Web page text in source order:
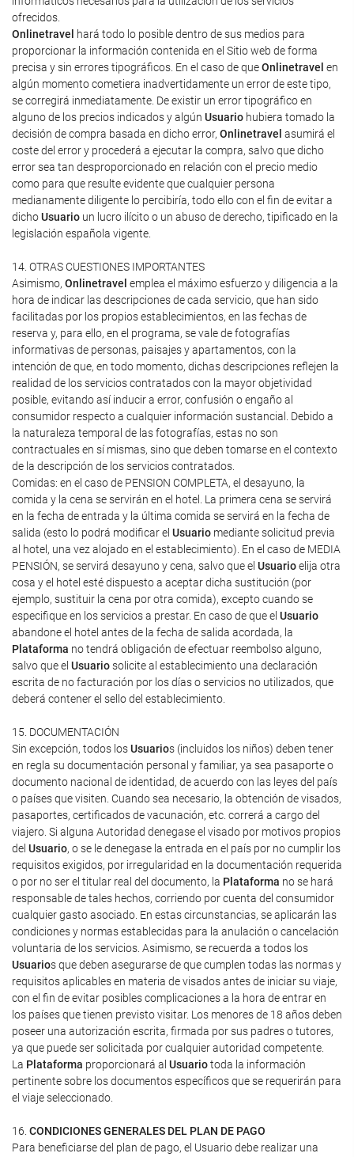
ofrecidos.
Onlinetravel
hará todo lo posible dentro de sus medios para
proporcionar la información contenida en el Sitio web de forma
precisa y sin errores tipográficos. En el caso de queOnlinetravel en
algún momento cometiera inadvertidamente un error de este tipo,
se corregirá inmediatamente. De existir un error tipográfico en
alguno de los precios indicados y algún Usuario hubiera tomado la
decisión de compra basada en dicho error, Onlinetravel asumirá el
coste del error y procederá a ejecutar la compra, salvo que dicho
error sea tan desproporcionado en relación con el precio medio
como para que resulte evidente que cualquier persona
medianamente diligente lo percibiría, todo ello con el fin de evitar a
dichoUsuario un lucro ilícito o un abuso de derecho, tipificado en la
legislación española vigente.
14. OTRAS CUESTIONES IMPORTANTES
Asimismo, Onlinetravel emplea el máximo esfuerzo y diligencia a la
hora de indicar las descripciones de cada servicio, que han sido
facilitadas por los propios establecimientos, en las fechas de
reserva y, para ello, en el programa, se vale de fotografías
informativas de personas, paisajes y apartamentos, con la
intención de que, en todo momento, dichas descripciones reflejen la
realidad de los servicios contratados con la mayor objetividad
posible, evitando así inducir a error, confusión o engaño al
consumidor respecto a cualquier información sustancial. Debido a
la naturaleza temporal de las fotografías, estas no son
contractuales en sí mismas, sino que deben tomarse en el contexto
de la descripción de los servicios contratados.
Comidas: en el caso de PENSION COMPLETA, el desayuno, la
comida y la cena se servirán en el hotel. La primera cena se servirá
en la fecha de entrada y la última comida se servirá en la fecha de
salida (esto lo podrá modificar el Usuario mediante solicitud previa
al hotel, una vez alojado en el establecimiento). En el caso de MEDIA
PENSIÓN, se servirá desayuno y cena, salvo que el Usuarioelija otra
cosa y el hotel esté dispuesto a aceptar dicha sustitución (por
ejemplo, sustituir la cena por otra comida), excepto cuando se
especifique en los servicios a prestar. En caso de que el Usuario
abandone el hotel antes de la fecha de salida acordada, la
Plataforma no tendrá obligación de efectuar reembolso alguno,
salvo que el Usuariosolicite al establecimiento una declaración
escrita de no facturación por los días o servicios no utilizados, que
deberá contener el sello del establecimiento.
15. DOCUMENTACIÓN
Sin excepción, todos losUsuarios (incluidos los niños) deben tener
en regla su documentación personal y familiar, ya sea pasaporte o
documento nacional de identidad, de acuerdo con las leyes del país
o países que visiten. Cuando sea necesario, la obtención de visados,
pasaportes, certificados de vacunación, etc. correrá a cargo del
viajero. Si alguna Autoridad denegase el visado por motivos propios
del Usuario, o se le denegase la entrada en el país por no cumplir los
requisitos exigidos, por irregularidad en la documentación requerida
o por no ser el titular real del documento, la Plataforma no se hará
responsable de tales hechos, corriendo por cuenta del consumidor
cualquier gasto asociado. En estas circunstancias, se aplicarán las
condiciones y normas establecidas para la anulación o cancelación
voluntaria de los servicios. Asimismo, se recuerda a todos los
Usuarios que deben asegurarse de que cumplen todas las normas y
requisitos aplicables en materia de visados antes de iniciar su viaje,
con el fin de evitar posibles complicaciones a la hora de entrar en
los países que tienen previsto visitar. Los menores de 18 años deben
poseer una autorización escrita, firmada por sus padres o tutores,
ya que puede ser solicitada por cualquier autoridad competente.
La Plataforma proporcionará al Usuariotoda la información
pertinente sobre los documentos específicos que se requerirán para
el viaje seleccionado.
16. CONDICIONES GENERALES DEL PLAN DE PAGO
Para beneficiarse del plan de pago, el Usuario debe realizar una